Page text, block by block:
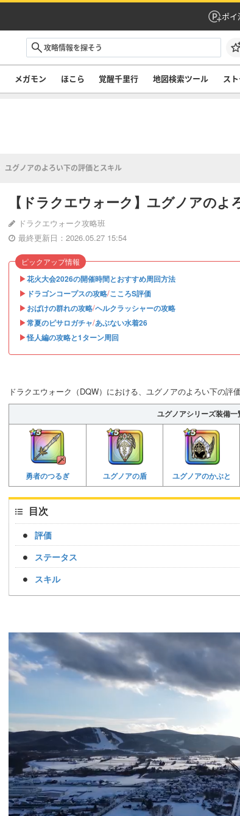
ポイ
メガモン ほこら 覚醒千里行 地図検索ツール ス
ユグノアのよろい下の評価とスキル
【ドラクエウォーク】ユグノアの
ドラクエウォーク攻略班
最終更新日：2026.05.27 15:54
▶︎花火大会2026の開催時間とおすすめ周回方法
▶︎ ドラゴンコープスの攻略/こころS評価
▶︎おばけの群れの攻略/ヘルクラッシャーの攻略
▶︎常夏のピサロガチャ/あぶない水着26
▶︎怪人編の攻略と1ターン周回
ピックアップ情報
ドラクエウォーク（DQW）における、ユグノアのよろい下の評
ユグノアシリーズ装備一
勇者のつるぎ ユグノアの盾 ユグノアのかぶと
目次
評価
ステータス
スキル